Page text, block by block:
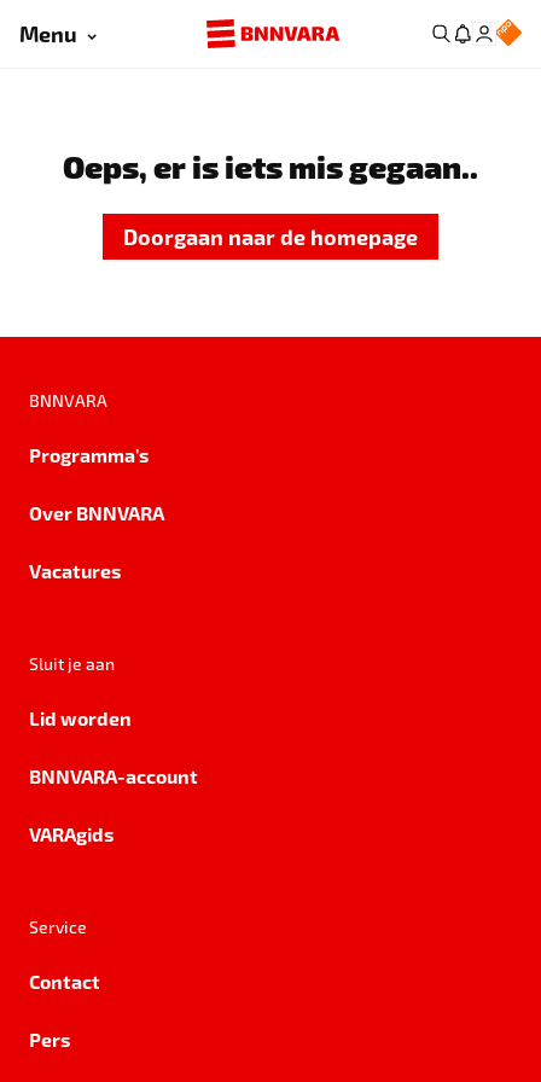
Menu
Oeps, er is iets mis gegaan..
Doorgaan naar de homepage
BNNVARA
Programma's
Over BNNVARA
Vacatures
Sluit je aan
Lid worden
BNNVARA-account
VARAgids
Service
Contact
Pers